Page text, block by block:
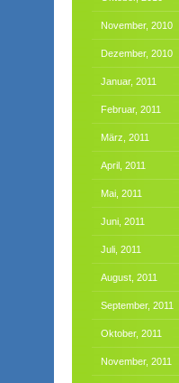
November, 2010
Dezember, 2010
Januar, 2011
Februar, 2011
März, 2011
April, 2011
Mai, 2011
Juni, 2011
Juli, 2011
August, 2011
September, 2011
Oktober, 2011
November, 2011